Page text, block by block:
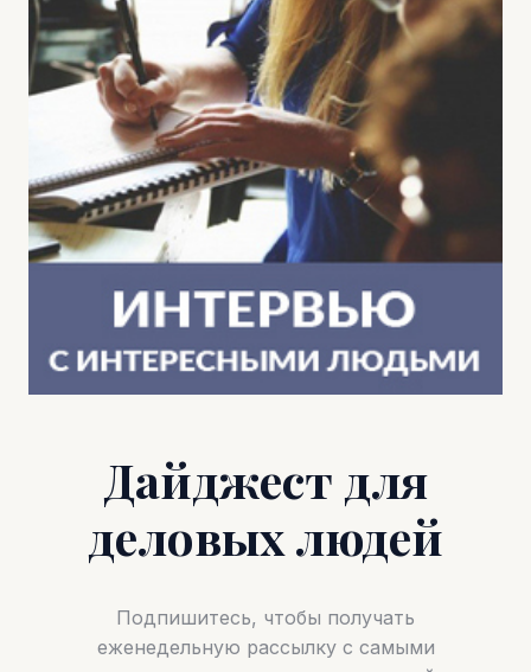
Дайджест для
деловых людей
Подпишитесь, чтобы получать
еженедельную рассылку с самыми